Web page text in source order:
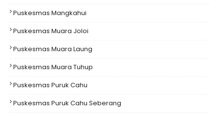
Puskesmas Mangkahui
Puskesmas Muara Joloi
Puskesmas Muara Laung
Puskesmas Muara Tuhup
Puskesmas Puruk Cahu
Puskesmas Puruk Cahu Seberang